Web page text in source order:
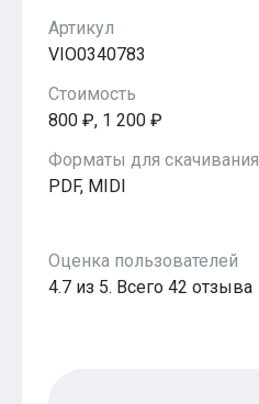
Артикул
VIO0340783
Стоимость
800 ₽, 1 200 ₽
Форматы для скачивания
PDF, MIDI
Оценка пользователей
4.7 из 5. Всего 42 отзыва